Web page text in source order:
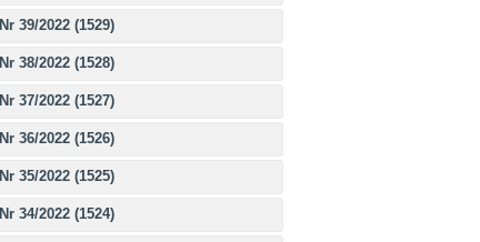
Nr 39/2022 (1529)
Nr 38/2022 (1528)
Nr 37/2022 (1527)
Nr 36/2022 (1526)
Nr 35/2022 (1525)
Nr 34/2022 (1524)